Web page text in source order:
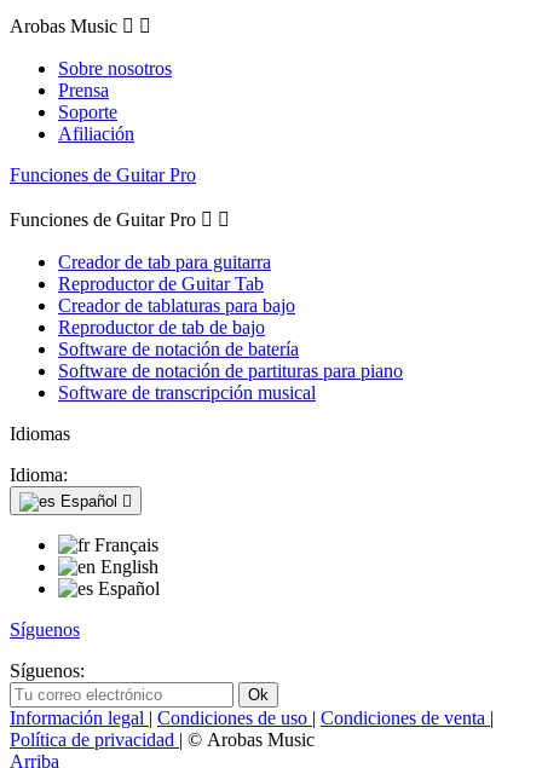
Arobas Music  
Sobre nosotros
Prensa
Soporte
Afiliación
Funciones de Guitar Pro
Funciones de Guitar Pro  
Creador de tab para guitarra
Reproductor de Guitar Tab
Creador de tablaturas para bajo
Reproductor de tab de bajo
Software de notación de batería
Software de notación de partituras para piano
Software de transcripción musical
Idiomas
Idioma:
Español 
Français
English
Español
Síguenos
Síguenos:
Información legal | Condiciones de uso | Condiciones de venta |
Política de privacidad | © Arobas Music
Arriba